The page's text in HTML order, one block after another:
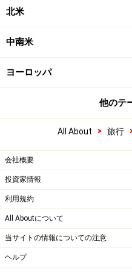
北米
中南米
ヨーロッパ
他のテ
All About > 旅行
会社概要
投資家情報
利用規約
All Aboutについて
当サイトの情報についての注意
ヘルプ